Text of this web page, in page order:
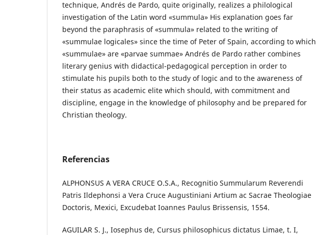
technique, Andrés de Pardo, quite originally, realizes a philological
investigation of the Latin word «summula» His explanation goes far
beyond the paraphrasis of «summula» related to the writing of
«summulae logicales» since the time of Peter of Spain, according to which
«summulae» are «parvae summae» Andrés de Pardo rather combines
literary genius with didactical-pedagogical perception in order to
stimulate his pupils both to the study of logic and to the awareness of
their status as academic elite which should, with commitment and
discipline, engage in the knowledge of philosophy and be prepared for
Christian theology.
Referencias
ALPHONSUS A VERA CRUCE O.S.A., Recognitio Summularum Reverendi
Patris Ildephonsi a Vera Cruce Augustiniani Artium ac Sacrae Theologiae
Doctoris, Mexici, Excudebat Ioannes Paulus Brissensis, 1554.
AGUILAR S. J., Iosephus de, Cursus philosophicus dictatus Limae, t. I,